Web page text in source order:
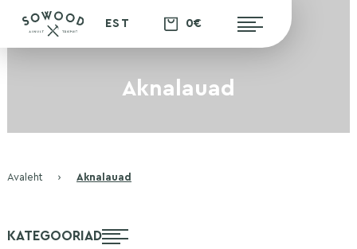
EST 0€
Aknalauad
Avaleht › Aknalauad
KATEGOORIAD